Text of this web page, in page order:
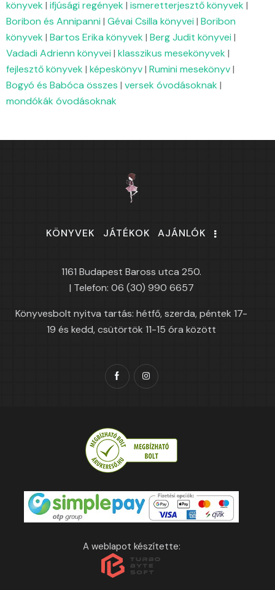
könyvek | ifjúsági regények | ismeretterjesztő könyvek |
Boribon és Annipanni | Gévai Csilla könyvei | Boribon
könyvek | Bartos Erika könyvek | Berg Judit könyvei |
Vadadi Adrienn könyvei | klasszikus mesekönyvek |
fejlesztő könyvek | képeskönyv| Rumini mesekönyv|
Bogyó és Babóca összes | versek óvodásoknak |
mondókák óvodásoknak
KÖNYVEK JÁTÉKOK AJÁNLÓK
1161 Budapest Baross utca 250.
| Telefon: 06 (30) 990 6657
Könyvesbolt nyitva tartás: hétfő, szerda, péntek 17-
19 és kedd, csütörtök 11-15 óra között
A weblapot készítette: